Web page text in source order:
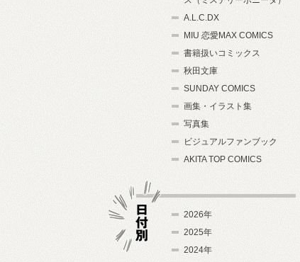
A.L.C.DX
MIU 恋愛MAX COMICS
書籍扱いコミックス
秋田文庫
SUNDAY COMICS
画集・イラスト集
写真集
ビジュアルファンブック
AKITA TOP COMICS
2026年
2025年
2024年